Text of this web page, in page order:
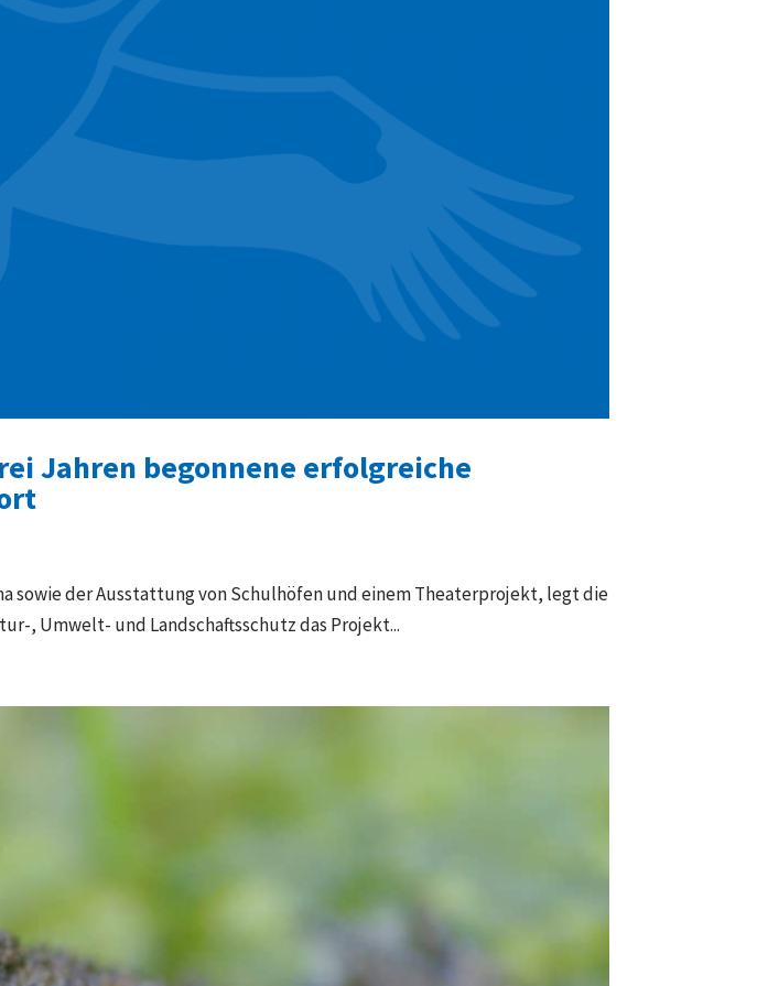
Jahren begonnene erfolgreiche
der Ausstattung von Schulhöfen und einem Theaterprojekt, legt die
, Umwelt- und Landschaftsschutz das Projekt...